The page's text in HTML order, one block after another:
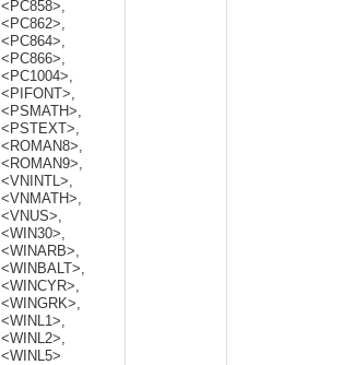
<PC858>,
<PC862>,
<PC864>,
<PC866>,
<PC1004>,
<PIFONT>,
<PSMATH>,
<PSTEXT>,
<ROMAN8>,
<ROMAN9>,
<VNINTL>,
<VNMATH>,
<VNUS>,
<WIN30>,
<WINARB>,
<WINBALT>,
<WINCYR>,
<WINGRK>,
<WINL1>,
<WINL2>,
<WINL5>